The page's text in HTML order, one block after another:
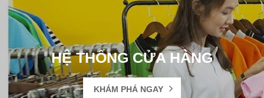
HỆ THỐNG CỬA HÀNG
KHÁM PHÁ NGAY